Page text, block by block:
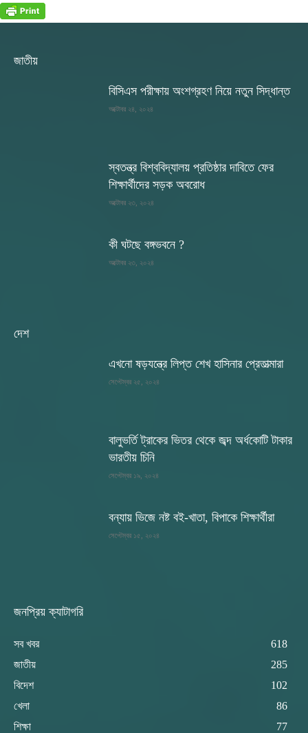
জাতীয়
বিসিএস পরীক্ষায় অংশগ্রহণ নিয়ে নতুন সিদ্ধান্ত
অক্টোবর ২৪, ২০২৪
স্বতন্ত্র বিশ্ববিদ্যালয় প্রতিষ্ঠার দাবিতে ফের
শিক্ষার্থীদের সড়ক অবরোধ
অক্টোবর ২৩, ২০২৪
কী ঘটছে বঙ্গভবনে ?
অক্টোবর ২৩, ২০২৪
দেশ
এখনো ষড়যন্ত্রে লিপ্ত শেখ হাসিনার প্রেতাত্মারা
সেপ্টেম্বর ২৫, ২০২৪
বালুভর্তি ট্রাকের ভিতর থেকে জব্দ অর্ধকোটি টাকার
ভারতীয় চিনি
সেপ্টেম্বর ১৯, ২০২৪
বন্যায় ভিজে নষ্ট বই-খাতা, বিপাকে শিক্ষার্থীরা
সেপ্টেম্বর ১৫, ২০২৪
জনপ্রিয় ক্যাটাগরি
সব খবর
618
জাতীয়
285
বিদেশ
102
খেলা
86
শিক্ষা
77